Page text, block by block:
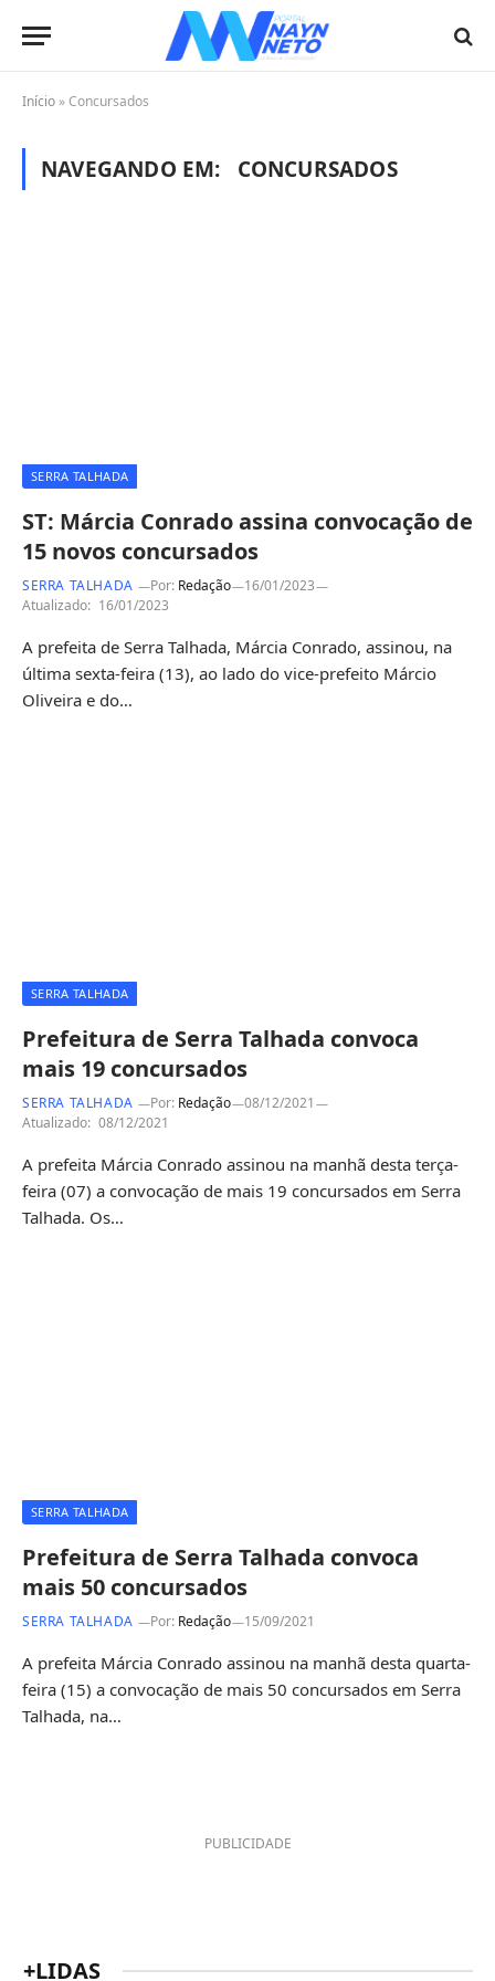
Início »Concursados
NAVEGANDO EM: CONCURSADOS
SERRA TALHADA
ST: Márcia Conrado assina convocação de
15 novos concursados
SERRA TALHADA Por: Redação
16/01/2023
Atualizado: 16/01/2023
A prefeita de Serra Talhada, Márcia Conrado, assinou, na
última sexta-feira (13), ao lado do vice-prefeito Márcio
Oliveira e do…
SERRA TALHADA
Prefeitura de Serra Talhada convoca
mais 19 concursados
SERRA TALHADA Por: Redação
08/12/2021
Atualizado: 08/12/2021
A prefeita Márcia Conrado assinou na manhã desta terça-
feira (07) a convocação de mais 19 concursados em Serra
Talhada. Os…
SERRA TALHADA
Prefeitura de Serra Talhada convoca
mais 50 concursados
SERRA TALHADA Por: Redação 15/09/2021
A prefeita Márcia Conrado assinou na manhã desta quarta-
feira (15) a convocação de mais 50 concursados em Serra
Talhada, na…
PUBLICIDADE
+LIDAS